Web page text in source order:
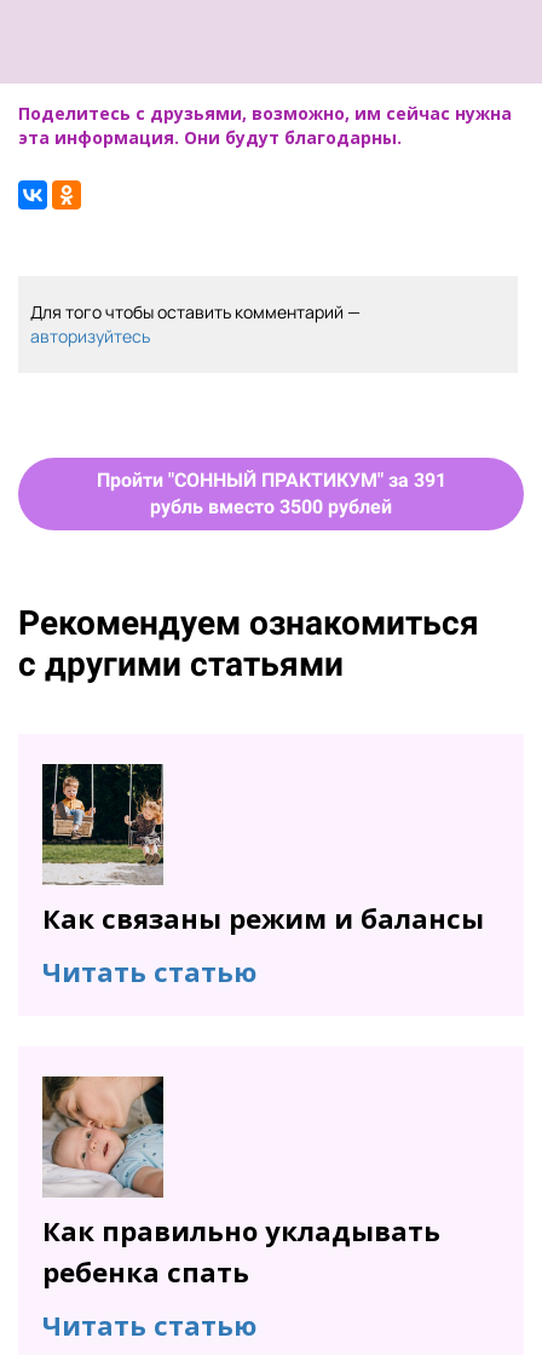
Поделитесь с друзьями, возможно, им сейчас нужна
эта информация. Они будут благодарны.
Для того чтобы оставить комментарий —
авторизуйтесь
Пройти "СОННЫЙ ПРАКТИКУМ" за 391
рубль вместо 3500 рублей
Рекомендуем ознакомиться
с другими статьями
Как связаны режим и балансы
Читать статью
Как правильно укладывать
ребенка спать
Читать статью